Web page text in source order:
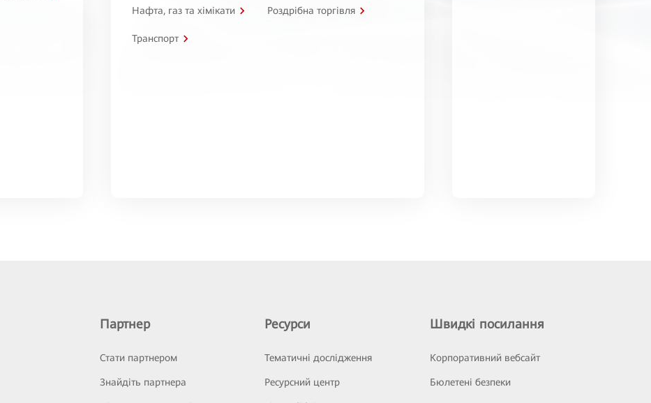
Нафта, газ та хімікати Роздрібна торгівля
Транспорт
Партнер
Стати партнером
Знайдіть партнера
Ресурси
Тематичні дослідження
Ресурсний центр
Швидкі посилання
Корпоративний вебсайт
Бюлетені безпеки